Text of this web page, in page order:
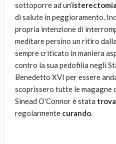
sottoporre ad un’isterectomia
di salute in peggioramento.
propria intenzione di
meditare persino un ritiro
sempre criticato in maniera
contro la sua pedofilia negli
Benedetto XVI per essere
scoprissero tutte le magagne
Sinead O’Connor è stata
regolarmente curando.